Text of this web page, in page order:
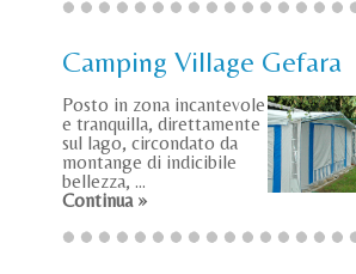
Camping Village Gefara
Posto in zona incantevole
e tranquilla, direttamente
sul lago, circondato da
montange di indicibile
bellezza, ...
Continua »